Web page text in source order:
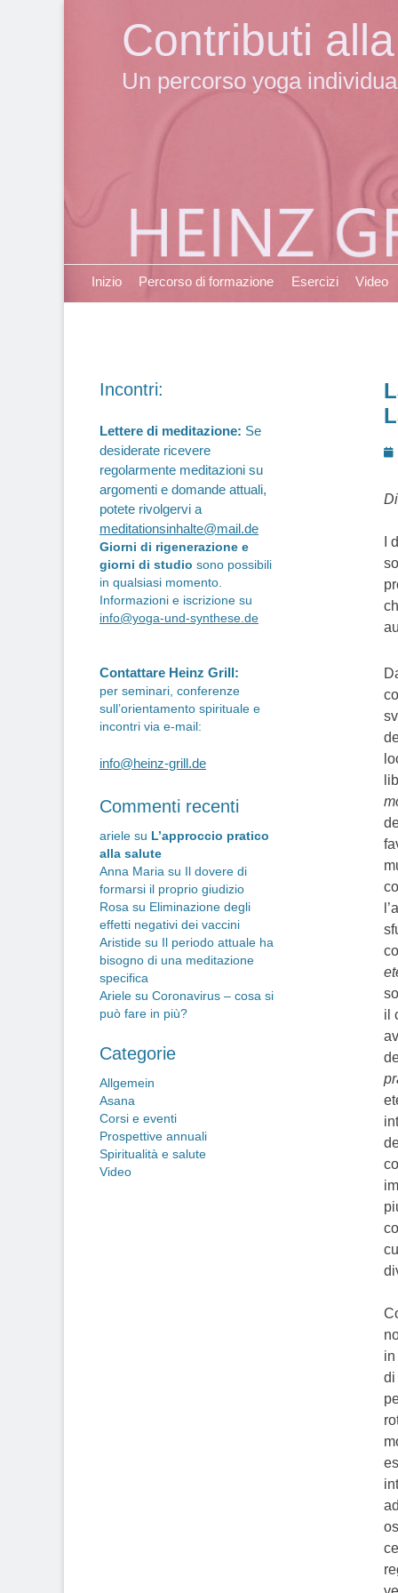
Contributi
Un percorso yoga
Primary Menu
Skip
Inizio Percorso di formazione Esercizi Video
I
il
di
Incontri:
Lettere di meditazione: Se
desiderate ricevere
regolarmente meditazioni su
argomenti e domande attuali,
potete rivolgervi a
meditationsinhalte@mail.de
Giorni di rigenerazione e
giorni di studio sono possibili
in qualsiasi momento.
Informazioni e iscrizione su
info@yoga-und-synthese.de
Contattare Heinz Grill:
per seminari, conferenze
sull’orientamento spirituale e
incontri via e-mail:
info@heinz-grill.de
Commenti recenti
ariele su L’approccio pratico
alla salute
Anna Maria su Il dovere di
formarsi il proprio giudizio
Rosa su Eliminazione degli
effetti negativi dei vaccini
Aristide su Il periodo attuale ha
bisogno di una meditazione
specifica
Ariele su Coronavirus – cosa si
può fare in più?
Categorie
Allgemein
Asana
Corsi e eventi
Prospettive annuali
Spiritualità e salute
Video